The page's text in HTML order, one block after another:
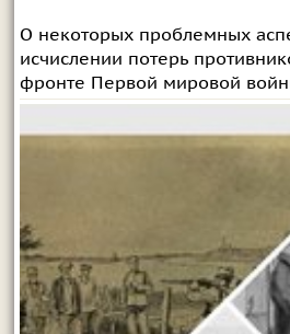
О некоторых проблемных
исчислении потерь
фронте Первой мировой